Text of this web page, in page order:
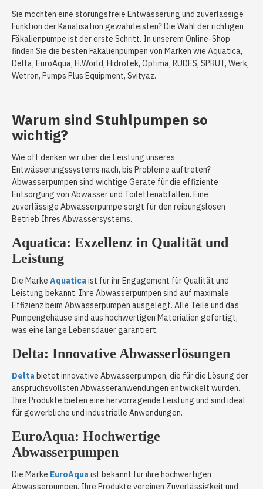
Sie möchten eine störungsfreie Entwässerung und zuverlässige
Funktion der Kanalisation gewährleisten? Die Wahl der richtigen
Fäkalienpumpe ist der erste Schritt. In unserem Online-Shop
finden Sie die besten Fäkalienpumpen von Marken wie Aquatica,
Delta, EuroAqua, H.World, Hidrotek, Optima, RUDES, SPRUT, Werk,
Wetron, Pumps Plus Equipment, Svityaz.
Warum sind Stuhlpumpen so
wichtig?
Wie oft denken wir über die Leistung unseres
Entwässerungssystems nach, bis Probleme auftreten?
Abwasserpumpen sind wichtige Geräte für die effiziente
Entsorgung von Abwasser und Toilettenabfällen. Eine
zuverlässige Abwasserpumpe sorgt für den reibungslosen
Betrieb Ihres Abwassersystems.
Aquatica: Exzellenz in Qualität und
Leistung
Die Marke Aquatica ist für ihr Engagement für Qualität und
Leistung bekannt. Ihre Abwasserpumpen sind auf maximale
Effizienz beim Abwasserpumpen ausgelegt. Alle Teile und das
Pumpengehäuse sind aus hochwertigen Materialien gefertigt,
was eine lange Lebensdauer garantiert.
Delta: Innovative Abwasserlösungen
Delta bietet innovative Abwasserpumpen, die für die Lösung der
anspruchsvollsten Abwasseranwendungen entwickelt wurden.
Ihre Produkte bieten eine hervorragende Leistung und sind ideal
für gewerbliche und industrielle Anwendungen.
EuroAqua: Hochwertige
Abwasserpumpen
Die Marke EuroAqua ist bekannt für ihre hochwertigen
Abwasserpumpen. Ihre Produkte vereinen Zuverlässigkeit und